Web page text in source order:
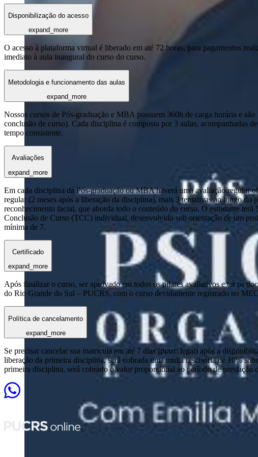
Disponibilização do acesso
expand_more
O acesso à plataforma virtual é liberado em até 72 horas, para pagamentos
imediato à aula inaugural do curso do curso.
Metodologia e funcionamento das aulas
expand_more
Nossos cursos de Pós-graduação e MBA possuem 360h de carga horária e
conclusão de curso). Cada disciplina é composta por 3 aulas, acompanhadas
tempo consistente.
Avaliações
expand_more
Em cada disciplina da Pós-graduação ou MBA haverá uma avaliação regular
regular (2 meses após a liberação da disciplina), mais 3 tentativas ao longo
reconhecimento facial, que aborda todo o conteúdo do curso. O estudante
Conclusão de Curso (TCC) individual, desenvolvido sob orientação de um
mínima de 7.
Certificado
expand_more
Após finalizar o curso, ser aprovado em todos os pilares avaliativos e ter os
do Rio Grande do Sul – PUCRS, com o curso devidamente registrado no
Política de cancelamento
expand_more
Se precisar cancelar sua matrícula em até 7 dias (prazo legal) após a
liberação da primeira disciplina, será cobrada uma multa rescisória de 10%
primeira disciplina, será cobrado o valor proporcional ao período de prestação